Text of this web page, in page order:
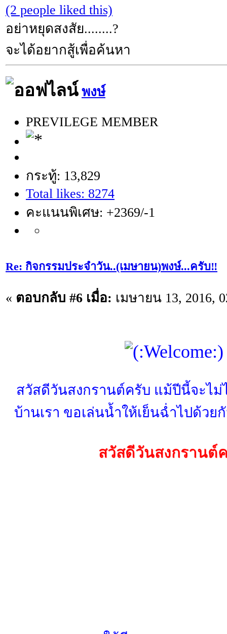
(2 people liked this)
อย่าหยุดสงสัย........?
จะได้อยากสู้เพื่อค้นหา
พงษ์
PREVILEGE MEMBER
กระทู้: 13,829
Total likes: 8274
คะแนนพิเศษ: +2369/-1
Re: กิจกรรมประจำวัน..(เมษายน)พงษ์...ครับ‼️
« ตอบกลับ #6 เมื่อ: เมษายน 13, 2016,
สวัสดีวันสงกรานต์ครับ แม้ปีนี้จะไม่
บ้านเรา ขอเล่นน้ำให้เย็นฉ่ำไปด้ว
สวัสดีวันสงกรานต์